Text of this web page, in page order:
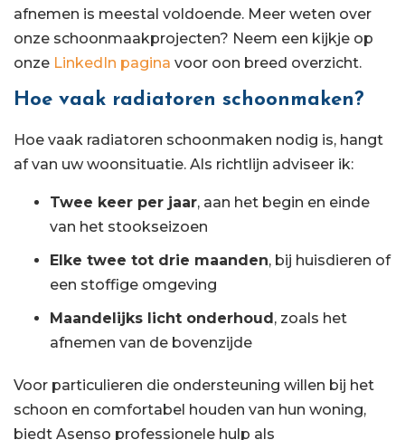
afnemen is meestal voldoende. Meer weten over
onze schoonmaakprojecten? Neem een kijkje op
onze LinkedIn pagina voor oon breed overzicht.
Hoe vaak radiatoren schoonmaken?
Hoe vaak radiatoren schoonmaken nodig is, hangt
af van uw woonsituatie. Als richtlijn adviseer ik:
Twee keer per jaar, aan het begin en einde
van het stookseizoen
Elke twee tot drie maanden, bij huisdieren of
een stoffige omgeving
Maandelijks licht onderhoud, zoals het
afnemen van de bovenzijde
Voor particulieren die ondersteuning willen bij het
schoon en comfortabel houden van hun woning,
biedt Asenso professionele hulp als